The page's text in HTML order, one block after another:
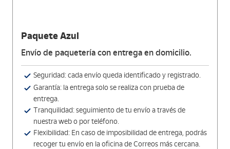
Paquete Azul
Envío de paquetería con entrega en domicilio.
Seguridad: cada envío queda identificado y registrado.
Garantía: la entrega solo se realiza con prueba de
entrega.
Tranquilidad: seguimiento de tu envío a través de
nuestra web o por teléfono.
Flexibilidad: En caso de imposibilidad de entrega, podrás
recoger tu envío en la oficina de Correos más cercana.